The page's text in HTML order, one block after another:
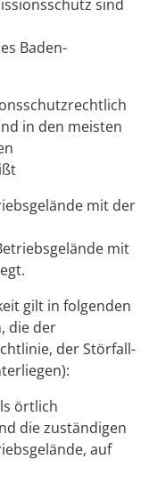
sind
Baden-
in den meisten
mit der
mit
gilt in folgenden
die der
der Störfall-
örtlich
die zuständigen
auf